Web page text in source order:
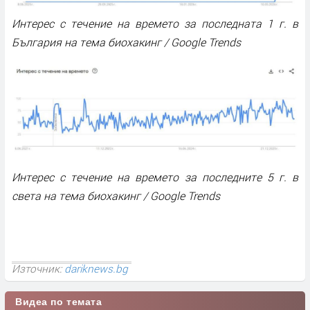
Интерес с течение на времето за последната 1 г. в
България на тема биохакинг / Google Trends
Интерес с течение на времето за последните 5 г. в
света на тема биохакинг / Google Trends
Източник:dariknews.bg
Видеа по темата